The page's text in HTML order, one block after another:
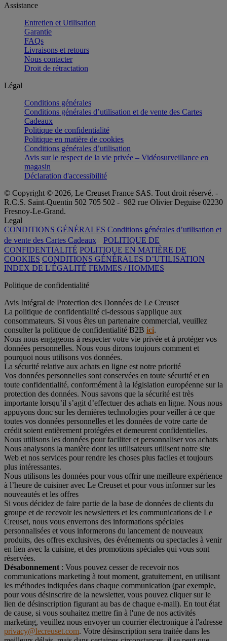
Assistance
Entretien et Utilisation
Garantie
FAQs
Livraisons et retours
Nous contacter
Droit de rétractation
Légal
Conditions générales
Conditions générales d’utilisation et de vente des Cartes
Cadeaux
Politique de confidentialité
Politique en matière de cookies
Conditions générales d’utilisation
Avis sur le respect de la vie privée – Vidéosurveillance en
magasin
Déclaration d'accessibilité
© Copyright © 2026, Le Creuset France SAS. Tout droit réservé. -
R.C.S. Saint-Quentin 502 705 502 - 982 rue Olivier Deguise 02230
Fresnoy-Le-Grand.
Legal
CONDITIONS GÉNÉRALES Conditions générales d’utilisation et
de vente des Cartes Cadeaux
POLITIQUE DE
CONFIDENTIALITÉ POLITIQUE EN MATIÈRE DE
COOKIES CONDITIONS GÉNÉRALES D’UTILISATION
INDEX DE L'ÉGALITÉ FEMMES / HOMMES
Politique de confidentialité
Avis Intégral de Protection des Données de Le Creuset
La politique de confidentialité ci-dessous s'applique aux
consommateurs. Si vous êtes un partenaire commercial, veuillez
consulter la politique de confidentialité B2B ici.
Nous nous engageons à respecter votre vie privée et à protéger vos
données personnelles. Nous vous dirons toujours comment et
pourquoi nous utilisons vos données.
La sécurité relative aux achats en ligne est notre priorité
Vos données personnelles sont conservées en toute sécurité et en
toute confidentialité, conformément à la législation européenne sur la
protection des données. Nous savons que la sécurité est très
importante lorsqu’il s’agit d’effectuer des achats en ligne. Nous nous
appuyons donc sur les dernières technologies pour veiller à ce que
toutes vos données personnelles et les données de votre carte de
crédit soient entièrement protégées et demeurent confidentielles.
Nous utilisons les données pour faciliter et personnaliser vos achats
Nous analysons la manière dont les utilisateurs utilisent notre site
Web et nos services pour rendre les choses plus faciles et toujours
plus intéressantes.
Nous utilisons les données pour vous offrir une meilleure expérience
à l’heure de cuisiner avec Le Creuset et pour vous informer sur les
nouveautés et les offres
Si vous décidez de faire partie de la base de données de clients du
groupe et de recevoir les newsletters et les communications de Le
Creuset, nous vous enverrons des informations spéciales
personnalisées et vous informerons du lancement de nouveaux
produits, des offres exclusives, des événements ou spectacles à venir
en lien avec la cuisine, et des promotions spéciales qui vous sont
réservées.
Désabonnement : Vous pouvez cesser de recevoir nos
communications marketing à tout moment, gratuitement, en utilisant
les méthodes indiquées dans chaque communication (par exemple,
pour vous désinscrire de la newsletter, vous pouvez cliquer sur le
lien de désinscription figurant au bas de chaque e-mail). En tout état
de cause, si vous souhaitez mettre fin à l'une de nos activités
marketing, veuillez nous envoyer un courrier électronique à l'adresse
privacy@lecreuset.com. Votre désinscription sera traitée dans les